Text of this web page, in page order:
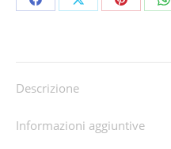
Share
Facebook
Share
X
Share
Descrizione
Informazioni aggiuntive